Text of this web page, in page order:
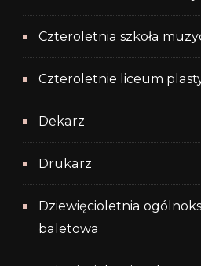
Czteroletnia szkoła
Czteroletnie liceum
Dekarz
Drukarz
Dziewięcioletnia
baletowa